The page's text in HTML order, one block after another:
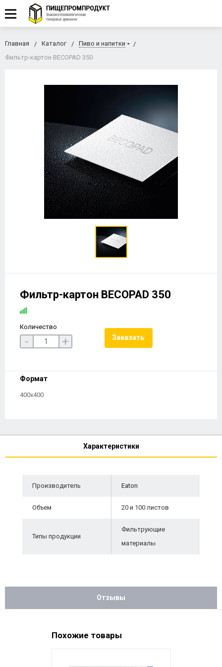
Главная Каталог
Пиво и напитки
Фильтр-картон BECOPAD 350
Фильтр-картон BECOPAD 350
Количество
- + Заказать
Формат
400х400
Характеристики
Производитель Eaton
Объем 20 и 100 листов
Типы продукции
Фильтрующие
материалы
Отзывы
Похожие товары